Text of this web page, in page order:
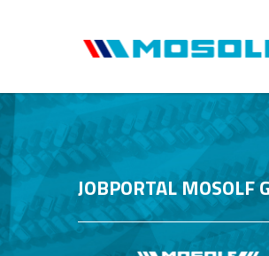
JOBPORTAL MOSOLF